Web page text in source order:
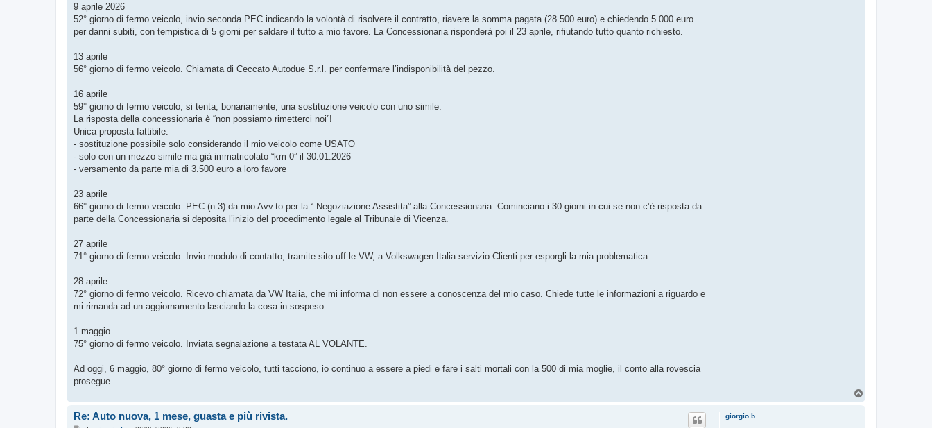
9 aprile 2026
52° giorno di fermo veicolo, invio seconda PEC indicando la volontà di risolvere il contratto, riavere la somma pagata (28.500 euro) e chiedendo 5.000 euro
per danni subiti, con tempistica di 5 giorni per saldare il tutto a mio favore. La Concessionaria risponderà poi il 23 aprile, rifiutando tutto quanto richiesto.
13 aprile
56° giorno di fermo veicolo. Chiamata di Ceccato Autodue S.r.l. per confermare l’indisponibilità del pezzo.
16 aprile
59° giorno di fermo veicolo, si tenta, bonariamente, una sostituzione veicolo con uno simile.
La risposta della concessionaria è “non possiamo rimetterci noi”!
Unica proposta fattibile:
- sostituzione possibile solo considerando il mio veicolo come USATO
- solo con un mezzo simile ma già immatricolato “km 0” il 30.01.2026
- versamento da parte mia di 3.500 euro a loro favore
23 aprile
66° giorno di fermo veicolo. PEC (n.3) da mio Avv.to per la “ Negoziazione Assistita” alla Concessionaria. Cominciano i 30 giorni in cui se non c’è risposta da
parte della Concessionaria si deposita l’inizio del procedimento legale al Tribunale di Vicenza.
27 aprile
71° giorno di fermo veicolo. Invio modulo di contatto, tramite sito uff.le VW, a Volkswagen Italia servizio Clienti per esporgli la mia problematica.
28 aprile
72° giorno di fermo veicolo. Ricevo chiamata da VW Italia, che mi informa di non essere a conoscenza del mio caso. Chiede tutte le informazioni a riguardo e
mi rimanda ad un aggiornamento lasciando la cosa in sospeso.
1 maggio
75° giorno di fermo veicolo. Inviata segnalazione a testata AL VOLANTE.
Ad oggi, 6 maggio, 80° giorno di fermo veicolo, tutti tacciono, io continuo a essere a piedi e fare i salti mortali con la 500 di mia moglie, il conto alla rovescia
prosegue..
giorgio b.
Re: Auto nuova, 1 mese, guasta e più rivista.